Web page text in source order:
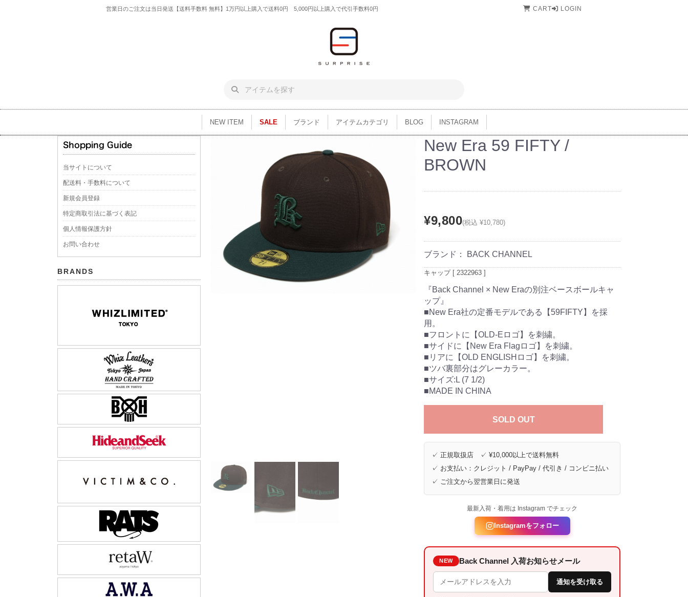
営業日のご注文は当日発送【送料手数料 無料】1万円以上購入で送料0円 5,000円以上購入で代引手数料0円 CART LOGIN
NEW ITEM SALE ブランド アイテムカテゴリ BLOG INSTAGRAM
当サイトについて
配送料・手数料について
新規会員登録
特定商取引法に基づく表記
個人情報保護方針
お問い合わせ
BRANDS
New Era 59 FIFTY /
BROWN
¥9,800(税込 ¥10,780)
ブランド： BACK CHANNEL
キャップ [ 2322963 ]
『Back Channel × New Eraの別注ベースボールキャ
ップ』
■New Era社の定番モデルである【59FIFTY】を採
用。
■フロントに【OLD-Eロゴ】を刺繍。
■サイドに【New Era Flagロゴ】を刺繍。
■リアに【OLD ENGLISHロゴ】を刺繍。
■ツバ裏部分はグレーカラー。
■サイズ:L (7 1/2)
■MADE IN CHINA
SOLD OUT
✓ 正規取扱店 ✓ ¥10,000以上で送料無料
✓ お支払い：クレジット / PayPay / 代引き / コンビニ払い
✓ ご注文から翌営業日に発送
最新入荷・着用は Instagram でチェック
Instagramをフォロー
NEW Back Channel 入荷お知らせメール
通知を受け取る